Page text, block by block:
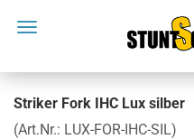
Striker Fork IHC Lux silber
(Art.Nr.: LUX-FOR-IHC-SIL)